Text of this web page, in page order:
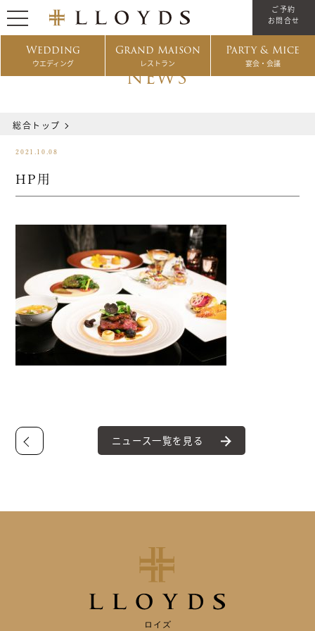
Wedding
ウエディング
Grand Maison
レストラン
Party & Mice
宴会・会議
ご予約
お問合せ
NEWS
総合トップ
2021.10.08
HP用
ニュース一覧を見る
ロイズ